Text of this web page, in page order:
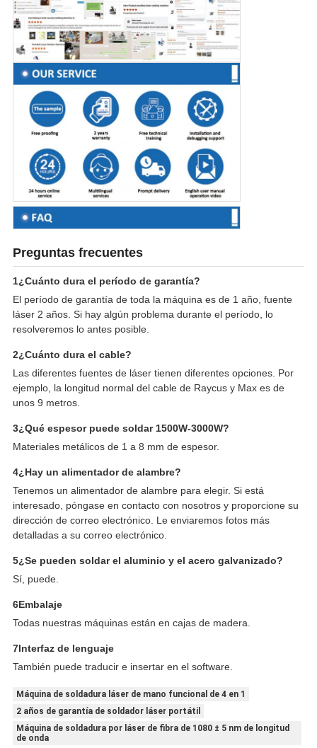
Preguntas frecuentes
1¿Cuánto dura el período de garantía?
El período de garantía de toda la máquina es de 1 año, fuente
láser 2 años. Si hay algún problema durante el período, lo
resolveremos lo antes posible.
2¿Cuánto dura el cable?
Las diferentes fuentes de láser tienen diferentes opciones. Por
ejemplo, la longitud normal del cable de Raycus y Max es de
unos 9 metros.
3¿Qué espesor puede soldar 1500W-3000W?
Materiales metálicos de 1 a 8 mm de espesor.
4¿Hay un alimentador de alambre?
Tenemos un alimentador de alambre para elegir. Si está
interesado, póngase en contacto con nosotros y proporcione su
dirección de correo electrónico. Le enviaremos fotos más
detalladas a su correo electrónico.
5¿Se pueden soldar el aluminio y el acero galvanizado?
Sí, puede.
6Embalaje
Todas nuestras máquinas están en cajas de madera.
7Interfaz de lenguaje
También puede traducir e insertar en el software.
Máquina de soldadura láser de mano funcional de 4 en 1
2 años de garantía de soldador láser portátil
Máquina de soldadura por láser de fibra de 1080 ± 5 nm de longitud
de onda